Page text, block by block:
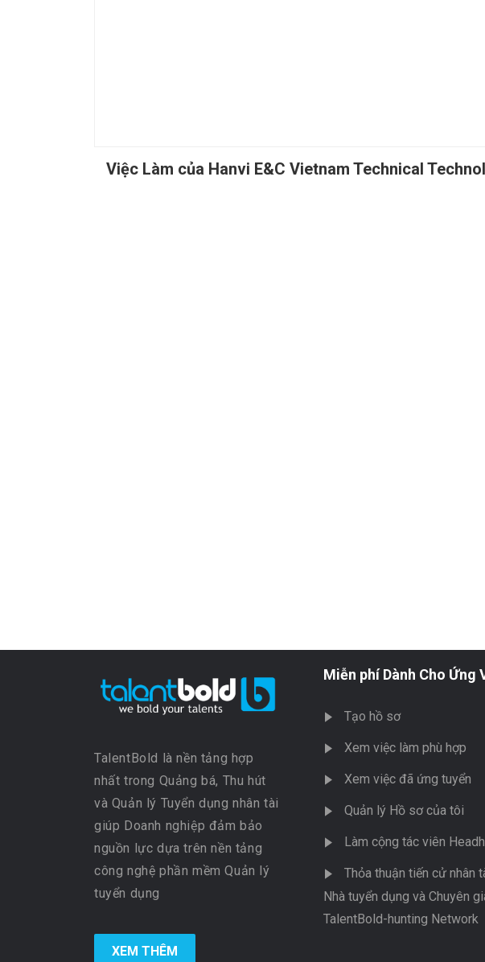
Việc Làm của Hanvi E&C Vietnam Technical
TalentBold là nền tảng hợp
nhất trong Quảng bá, Thu hút
và Quản lý Tuyển dụng nhân tài
giúp Doanh nghiệp đảm bảo
nguồn lực dựa trên nền tảng
công nghệ phần mềm Quản lý
tuyển dụng
XEM THÊM
Miễn phí Dành Cho Ứng
Tạo hồ sơ
Xem việc làm phù hợp
Xem việc đã ứng tuyển
Quản lý Hồ sơ của tôi
Làm cộng tác viên
Thỏa thuận tiến cử nhân
Nhà tuyển dụng và Chuyên
TalentBold-hunting Network